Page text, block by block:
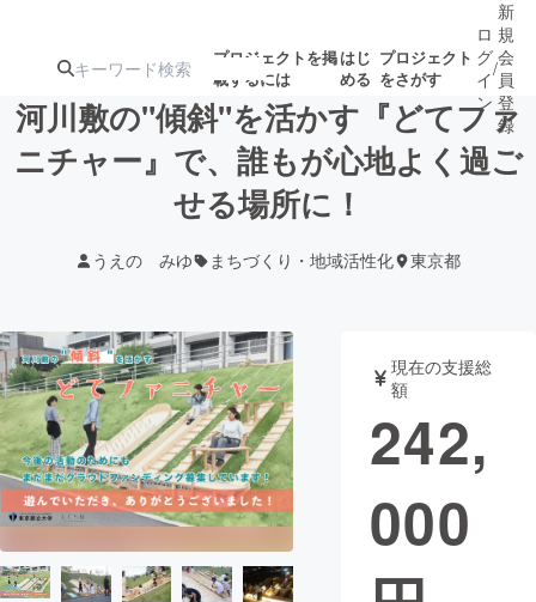
プロジェクトを掲
載するには
はじ
める
プロジェクト
をさがす
注目の新着プロ募集終了が近いプ
テクノロジー・ガジェット
映像・映画 書籍・雑誌
ビジネス・起業 チャレンジ
まちづくり・地域活性化
ロ
グ
イ
ン
/
新
規
会
員
登
録
河川敷の"傾斜"を活かす『どてファ
ニチャー』で、誰もが心地よく過ご
せる場所に！
うえの みゆ まちづくり・地域活性化 東京都
現在の支援総
額
242,
000